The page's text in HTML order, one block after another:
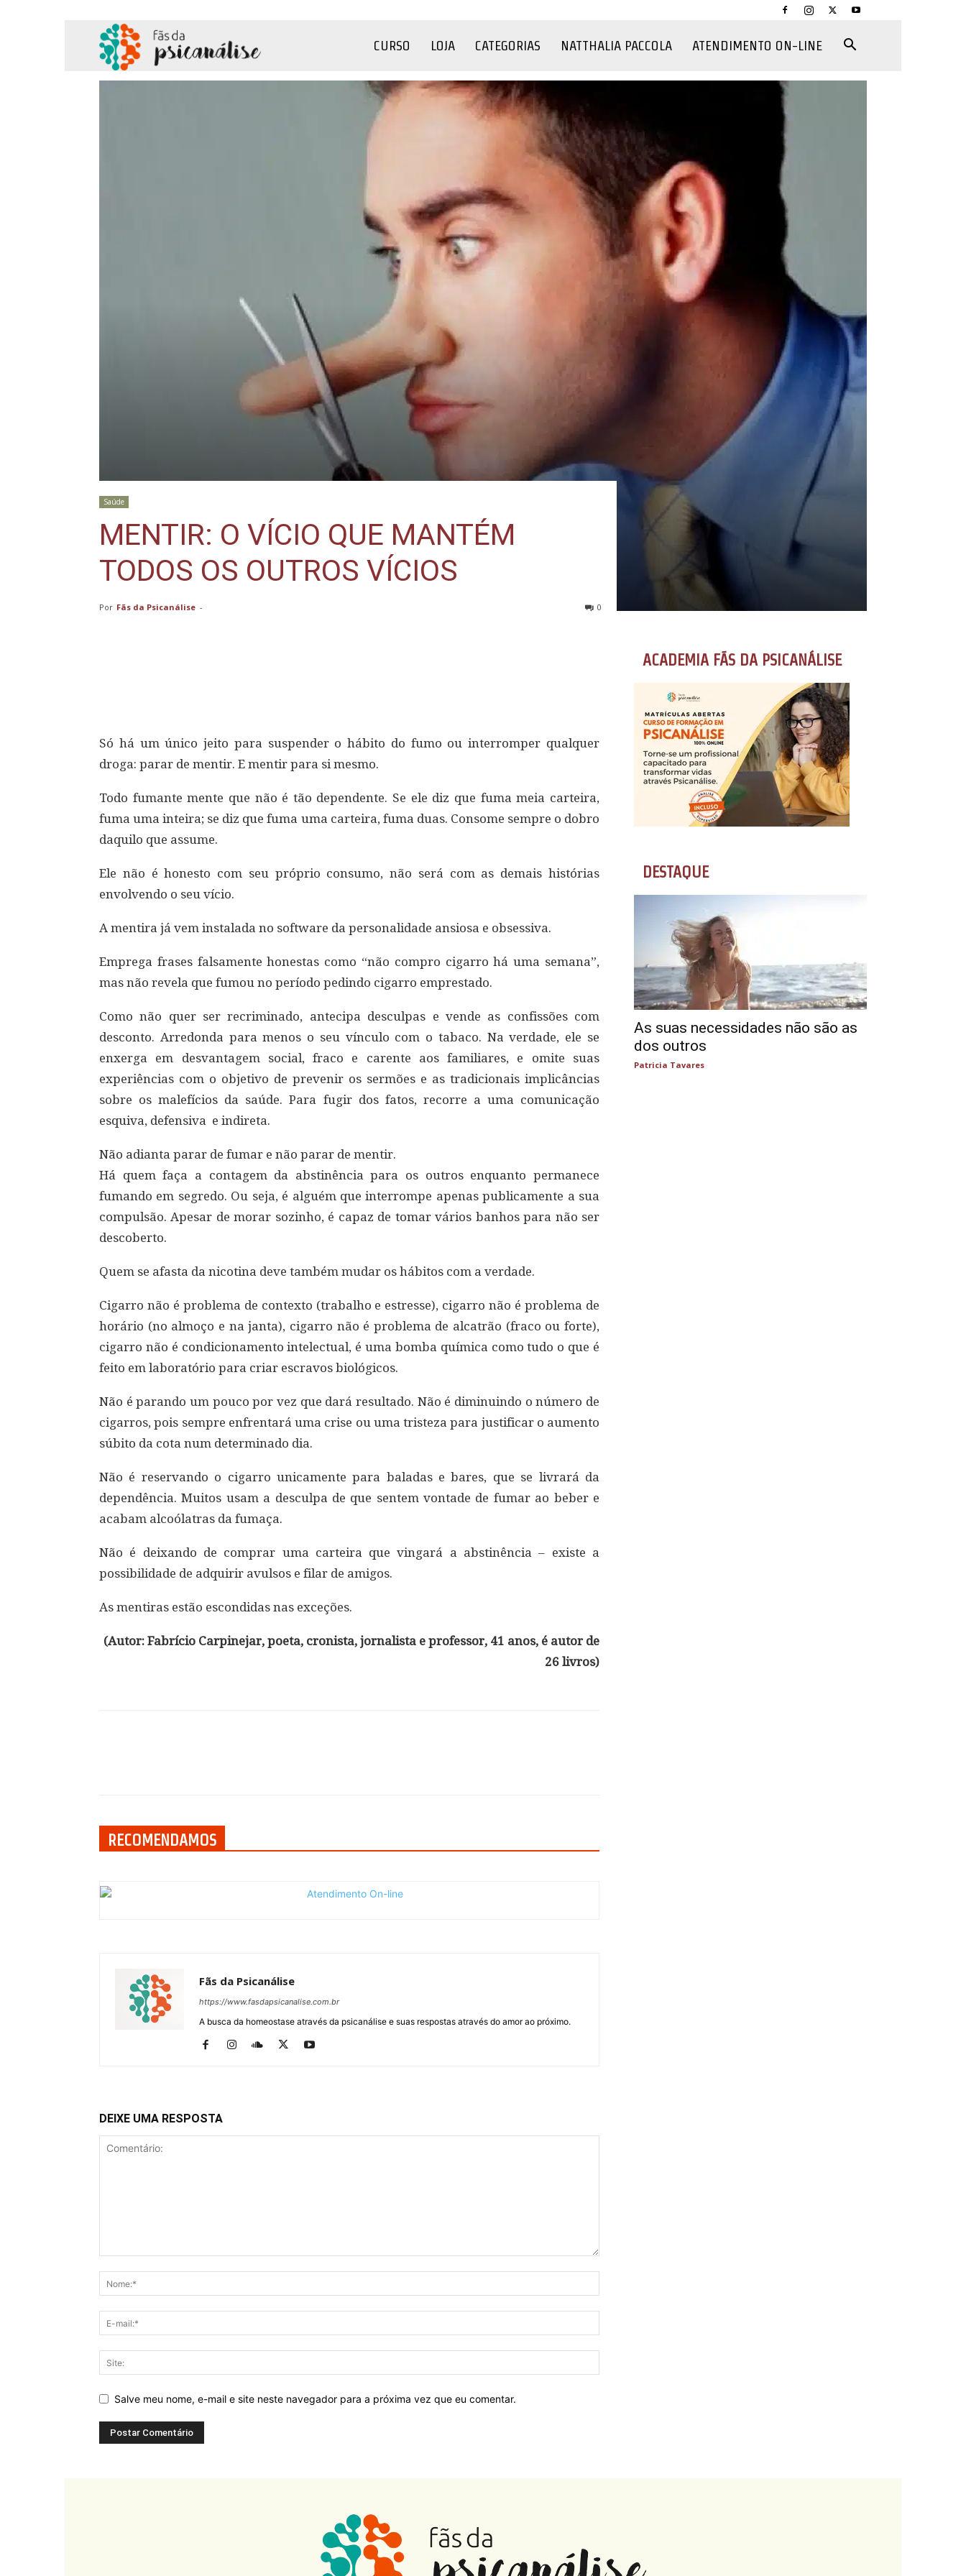
CURSO LOJA CATEGORIAS NATTHALIA PACCOLA ATENDIMENTO ON-LINE
Saúde
MENTIR: O VÍCIO QUE MANTÉM
TODOS OS OUTROS VÍCIOS
Por Fãs da Psicanálise - 0
Só há um único jeito para suspender o hábito do fumo ou interromper qualquer
droga: parar de mentir. E mentir para si mesmo.
Todo fumante mente que não é tão dependente. Se ele diz que fuma meia carteira,
fuma uma inteira; se diz que fuma uma carteira, fuma duas. Consome sempre o dobro
daquilo que assume.
Ele não é honesto com seu próprio consumo, não será com as demais histórias
envolvendo o seu vício.
A mentira já vem instalada no software da personalidade ansiosa e obsessiva.
Emprega frases falsamente honestas como “não compro cigarro há uma semana”,
mas não revela que fumou no período pedindo cigarro emprestado.
Como não quer ser recriminado, antecipa desculpas e vende as confissões com
desconto. Arredonda para menos o seu vínculo com o tabaco. Na verdade, ele se
enxerga em desvantagem social, fraco e carente aos familiares, e omite suas
experiências com o objetivo de prevenir os sermões e as tradicionais implicâncias
sobre os malefícios da saúde. Para fugir dos fatos, recorre a uma comunicação
esquiva, defensiva e indireta.
Não adianta parar de fumar e não parar de mentir.
Há quem faça a contagem da abstinência para os outros enquanto permanece
fumando em segredo. Ou seja, é alguém que interrompe apenas publicamente a sua
compulsão. Apesar de morar sozinho, é capaz de tomar vários banhos para não ser
descoberto.
Quem se afasta da nicotina deve também mudar os hábitos com a verdade.
Cigarro não é problema de contexto (trabalho e estresse), cigarro não é problema de
horário (no almoço e na janta), cigarro não é problema de alcatrão (fraco ou forte),
cigarro não é condicionamento intelectual, é uma bomba química como tudo o que é
feito em laboratório para criar escravos biológicos.
Não é parando um pouco por vez que dará resultado. Não é diminuindo o número de
cigarros, pois sempre enfrentará uma crise ou uma tristeza para justificar o aumento
súbito da cota num determinado dia.
Não é reservando o cigarro unicamente para baladas e bares, que se livrará da
dependência. Muitos usam a desculpa de que sentem vontade de fumar ao beber e
acabam alcoólatras da fumaça.
Não é deixando de comprar uma carteira que vingará a abstinência – existe a
possibilidade de adquirir avulsos e filar de amigos.
As mentiras estão escondidas nas exceções.
(Autor: Fabrício Carpinejar, poeta, cronista, jornalista e professor, 41 anos, é autor de
26 livros)
RECOMENDAMOS
Fãs da Psicanálise
https://www.fasdapsicanalise.com.br
A busca da homeostase através da psicanálise e suas respostas através do amor ao próximo.
DEIXE UMA RESPOSTA
Salve meu nome, e-mail e site neste navegador para a próxima vez que eu comentar.
ACADEMIA FÃS DA PSICANÁLISE
DESTAQUE
As suas necessidades não são as
dos outros
Patricia Tavares